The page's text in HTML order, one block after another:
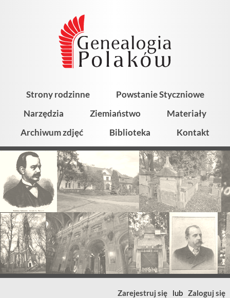
Strony rodzinne
Powstanie Styczniowe
Narzędzia
Ziemiaństwo
Materiały
Archiwum zdjęć
Biblioteka Kontakt
Zarejestruj się lub Zaloguj się